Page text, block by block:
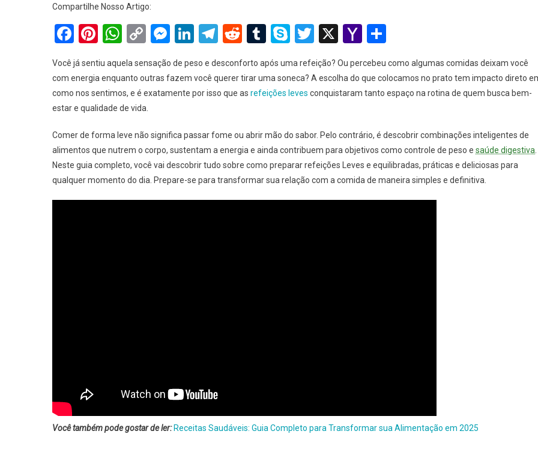
Para
Alimentação
Saudável
E
Compartilhe Nosso Artigo:
Facebook
Pinterest
WhatsApp
CopyMessenger
LinkedIn
Telegram
RedditTumblr
SkypeTwitter
X
Yahoo
Você já sentiu aquela sensação de peso e desconforto após uma refeição? Ou percebeu como algumas comidas deixam você
com energia enquanto outras fazem você querer tirar uma soneca? A escolha do que colocamos no prato tem impacto direto
como nos sentimos, e é exatamente por isso que as refeições leves conquistaram tanto espaço na rotina de quem busca bem-
estar e qualidade de vida.
Comer de forma leve não significa passar fome ou abrir mão do sabor. Pelo contrário, é descobrir combinações inteligentes de
alimentos que nutrem o corpo, sustentam a energia e ainda contribuem para objetivos como controle de peso e saúde digestiva
Neste guia completo, você vai descobrir tudo sobre como preparar refeições Leves e equilibradas, práticas e deliciosas para
qualquer momento do dia. Prepare-se para transformar sua relação com a comida de maneira simples e definitiva.
Você também pode gostar de ler: Receitas Saudáveis: Guia Completo para Transformar sua Alimentação em 2025